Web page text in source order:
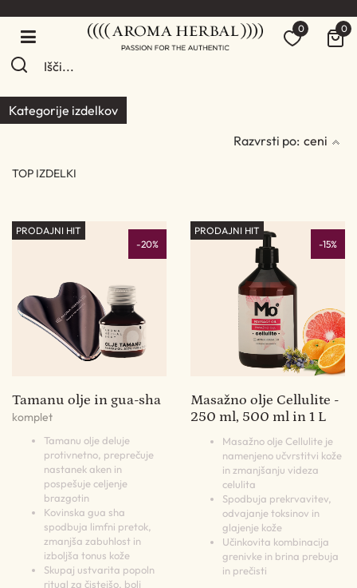
0 0
Kategorije izdelkov
Razvrsti po: ceni
TOP IZDELKI
-20%
PRODAJNI HIT
Tamanu olje in gua-sha
komplet
Tamanu olje deluje
protivnetno, preprečuje
nastanek aken in
pospešuje celjenje
brazgotin
Kovinska gua sha
spodbuja limfni pretok,
zmanjša zabuhlost in
izboljša tonus kože
Skupaj ustvarita popoln
ritual za čistejšo, bolj
-15%
PRODAJNI HIT
Masažno olje Cellulite -
250 ml, 500 ml in 1 L
Masažno olje Cellulite je
namenjeno učvrstitvi kože
in zmanjšanju videza
celulita
Spodbuja prekrvavitev,
odvajanje toksinov in
glajenje kože
Učinkovita kombinacija
grenivke in brina prebuja
in prečisti